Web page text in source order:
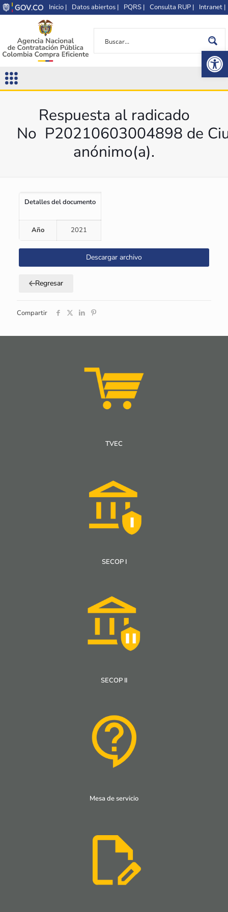
Inicio | Datos abiertos | PQRS | Consulta RUP | Intranet |
Respuesta al radicado
No P20210603004898 de
anónimo(a).
Detalles del documento
Año 2021
Descargar archivo
Regresar
Compartir
TVEC
SECOP I
SECOP II
Mesa de servicio